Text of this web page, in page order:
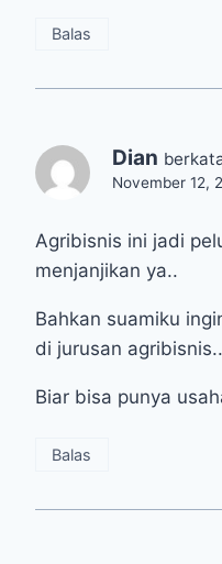
Balas
Dian
November 12,
Agribisnis ini jadi
menjanjikan ya..
Bahkan suamiku
di jurusan agribisnis..
Biar bisa punya
Balas